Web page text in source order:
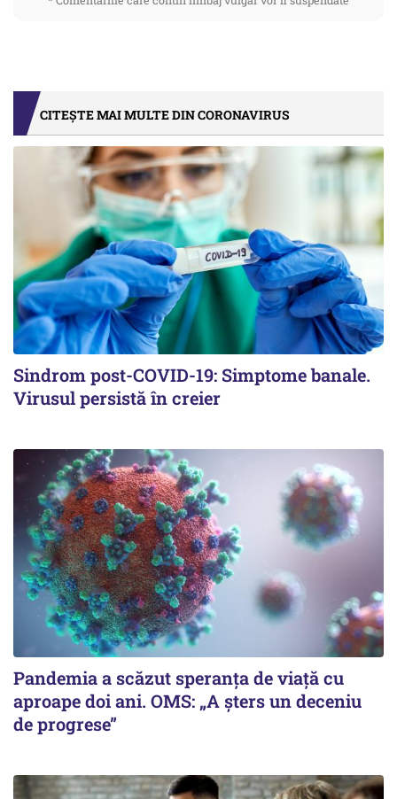
CITEȘTE MAI MULTE DIN CORONAVIRUS
Sindrom post-COVID-19: Simptome banale.
Virusul persistă în creier
Pandemia a scăzut speranţa de viaţă cu
aproape doi ani. OMS: „A şters un deceniu
de progrese”